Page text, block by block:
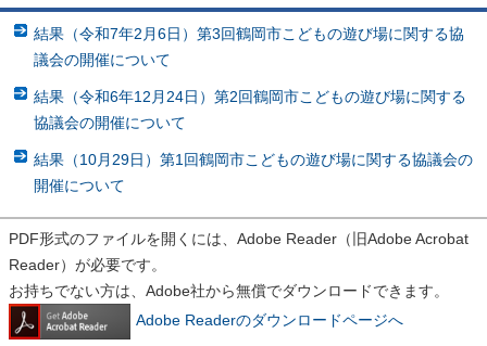
結果（令和7年2月6日）第3回鶴岡市こどもの遊び場に関する協
議会の開催について
結果（令和6年12月24日）第2回鶴岡市こどもの遊び場に関する
協議会の開催について
結果（10月29日）第1回鶴岡市こどもの遊び場に関する協議会の
開催について
PDF形式のファイルを開くには、Adobe Reader（旧Adobe Acrobat
Reader）が必要です。
お持ちでない方は、Adobe社から無償でダウンロードできます。
Adobe Readerのダウンロードページへ